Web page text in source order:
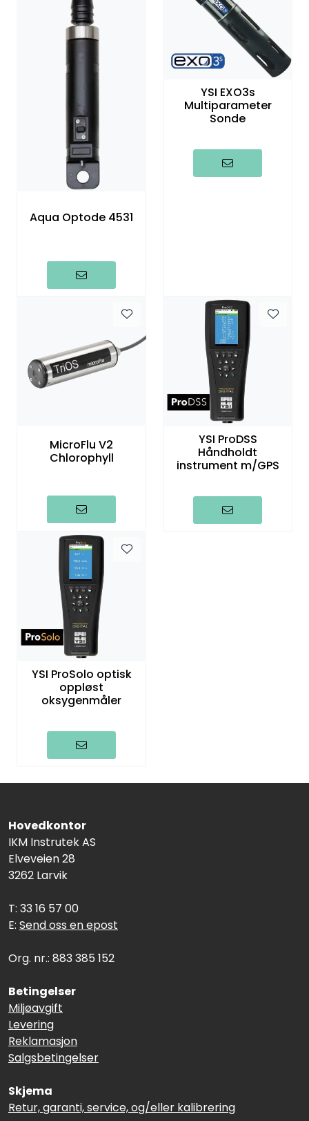
Aqua Optode 4531
YSI EXO3s
Multiparameter
Sonde
MicroFlu V2
Chlorophyll
YSI ProDSS
Håndholdt
instrument m/GPS
YSI ProSolo optisk
oppløst
oksygenmåler
Hovedkontor
IKM Instrutek AS
Elveveien 28
3262 Larvik
T: 33 16 57 00
E: Send oss en epost
Org. nr.: 883 385 152
Betingelser
Miljøavgift
Levering
Reklamasjon
Salgsbetingelser
Skjema
Retur, garanti, service, og/eller kalibrering